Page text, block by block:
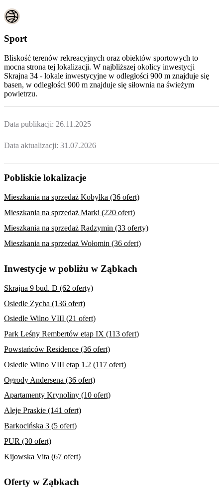
Sport
Bliskość terenów rekreacyjnych oraz obiektów sportowych to
mocna strona tej lokalizacji. W najbliższej okolicy inwestycji
Skrajna 34 - lokale inwestycyjne w odległości 900 m znajduje się
basen, w odległości 900 m znajduje się siłownia na świeżym
powietrzu.
Data publikacji: 26.11.2025
Data aktualizacji: 31.07.2026
Pobliskie lokalizacje
Mieszkania na sprzedaż Kobyłka (36 ofert)
Mieszkania na sprzedaż Marki (220 ofert)
Mieszkania na sprzedaż Radzymin (33 oferty)
Mieszkania na sprzedaż Wołomin (36 ofert)
Inwestycje w pobliżu w Ząbkach
Skrajna 9 bud. D (62 oferty)
Osiedle Zycha (136 ofert)
Osiedle Wilno VIII (21 ofert)
Park Leśny Rembertów etap IX (113 ofert)
Powstańców Residence (36 ofert)
Osiedle Wilno VIII etap 1.2 (117 ofert)
Ogrody Andersena (36 ofert)
Apartamenty Krynoliny (10 ofert)
Aleje Praskie (141 ofert)
Barkocińska 3 (5 ofert)
PUR (30 ofert)
Kijowska Vita (67 ofert)
Oferty w Ząbkach